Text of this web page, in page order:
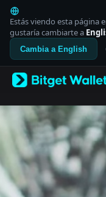
English
日本語
Tiếng Việt
Русский
Español (Latinoamérica)
Italiano
Deutsch
简体中文
繁體中文
Português (Portugal)
Bahasa Indonesia
ภาษาไทย
العربية
Estás viendo esta página
gustaría cambiarte a
Cambia a English